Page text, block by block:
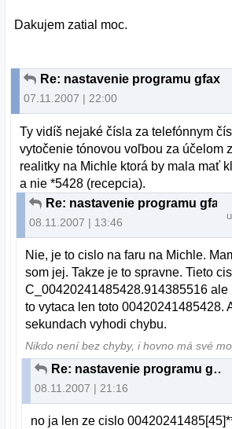
Dakujem zatial moc.
Re: nastavenie programu gfax
07.11.2007 | 22:00
Ty vidíš nejaké čísla za telefónnym
vytočenie tónovou voľbou za účelom
realitky na Michle ktorá by mala mať
a nie *5428 (recepcia).
Re: nastavenie programu gfax
08.11.2007 | 13:46
Nie, je to cislo na faru na Michle.
som jej. Takze je to spravne. Tieto
C_00420241485428.914385516 ale
to vytaca len toto 00420241485428.
sekundach vyhodi chybu.
Nikdo není bez chyby, i hovno má své
Re: nastavenie programu gfax
08.11.2007 | 21:16
no ja len ze cislo